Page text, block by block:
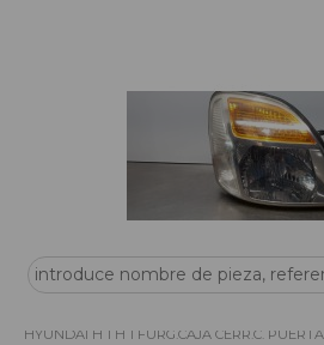
FARO DERECHO 921024A620
HYUNDAI H 1 H 1 FURG.CAJA CERR.C. PUERTA